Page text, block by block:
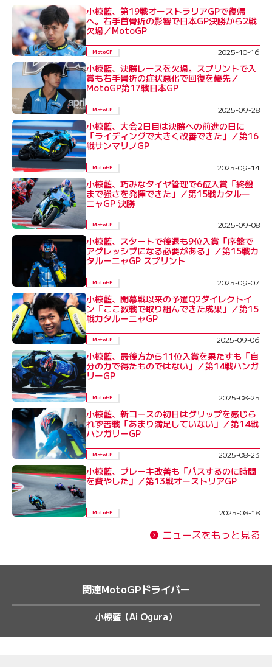
小椋藍、第19戦オーストラリアGPで復帰
へ。右手首骨折の影響で日本GP決勝から2戦
欠場／MotoGP
MotoGP 2025-10-16
小椋藍、決勝レースを欠場。スプリントで入
賞も右手骨折の症状悪化で回復を優先／
MotoGP第17戦日本GP
MotoGP 2025-09-28
小椋藍、大会2日目は決勝への前進の日に
「ライディングで大きく改善できた」／第16
戦サンマリノGP
MotoGP 2025-09-14
小椋藍、巧みなタイヤ管理で6位入賞「終盤
まで強さを発揮できた」／第15戦カタルー
ニャGP 決勝
MotoGP 2025-09-08
小椋藍、スタートで後退も9位入賞「序盤で
アグレッシブになる必要がある」／第15戦カ
タルーニャGP スプリント
MotoGP 2025-09-07
小椋藍、開幕戦以来の予選Q2ダイレクトイ
ン「ここ数戦で取り組んできた成果」／第15
戦カタルーニャGP
MotoGP 2025-09-06
小椋藍、最後方から11位入賞を果たすも「自
分の力で得たものではない」／第14戦ハンガ
リーGP
MotoGP 2025-08-25
小椋藍、新コースの初日はグリップを感じら
れず苦戦「あまり満足していない」／第14戦
ハンガリーGP
MotoGP 2025-08-23
小椋藍、ブレーキ改善も「パスするのに時間
を費やした」／第13戦オーストリアGP
MotoGP 2025-08-18
ニュースをもっと見る
関連MotoGPドライバー
小椋藍（Ai Ogura）